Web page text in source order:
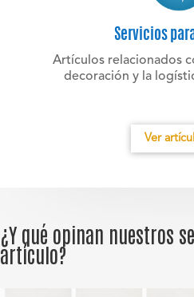
Servicios
Artículos relacionados
decoración y la
Ver
¿Y qué opinan nuestros
artículo?